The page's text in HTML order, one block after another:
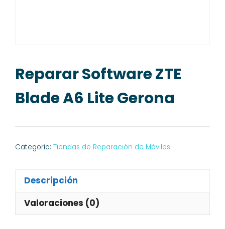
Reparar Software ZTE
Blade A6 Lite Gerona
Categoría: Tiendas de Reparación de Móviles
Descripción
Valoraciones (0)